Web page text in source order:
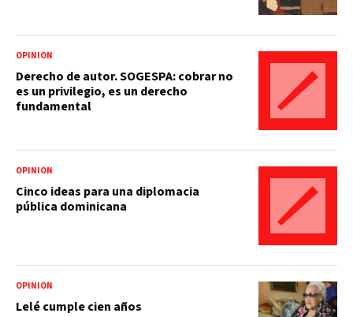
OPINIÓN
Derecho de autor. SOGESPA: cobrar no
es un privilegio, es un derecho
fundamental
OPINIÓN
Cinco ideas para una diplomacia
pública dominicana
OPINIÓN
Lelé cumple cien años